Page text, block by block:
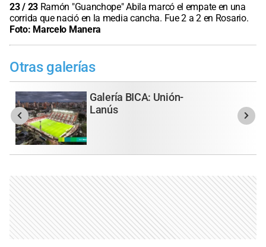
23/ 23 Ramón "Guanchope" Abila marcó el empate en una
corrida que nació en la media cancha. Fue 2 a 2 en Rosario.
Foto: Marcelo Manera
Otras galerías
Galería BICA: Unión-
Lanús